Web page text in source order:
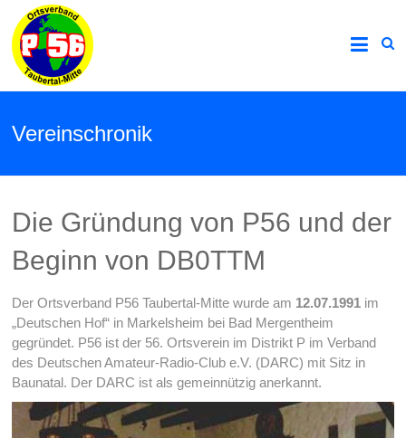
Vereinschronik
Die Gründung von P56 und der
Beginn von DB0TTM
Der Ortsverband P56 Taubertal-Mitte wurde am 12.07.1991 im
„Deutschen Hof“ in Markelsheim bei Bad Mergentheim
gegründet. P56 ist der 56. Ortsverein im Distrikt P im Verband
des Deutschen Amateur-Radio-Club e.V. (DARC) mit Sitz in
Baunatal. Der DARC ist als gemeinnützig anerkannt.